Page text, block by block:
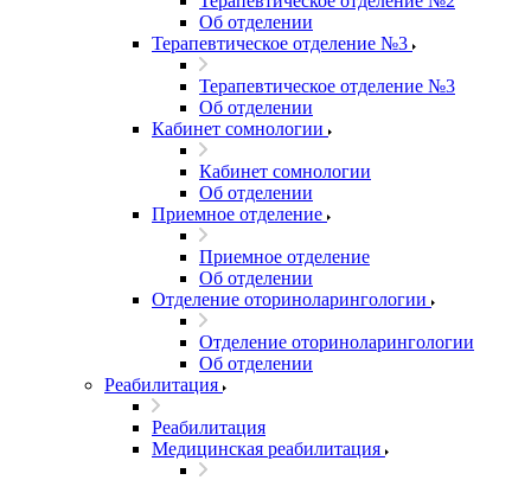
Об отделении
Терапевтическое отделение №3
Терапевтическое отделение №3
Об отделении
Кабинет сомнологии
Кабинет сомнологии
Об отделении
Приемное отделение
Приемное отделение
Об отделении
Отделение оториноларингологии
Отделение оториноларингологии
Об отделении
Реабилитация
Реабилитация
Медицинская реабилитация